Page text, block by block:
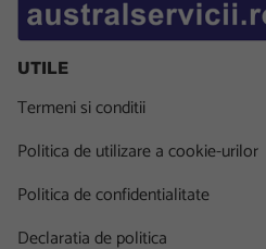
UTILE
Termeni si conditii
Politica de utilizare a cookie-urilor
Politica de confidentialitate
Declaratia de politica